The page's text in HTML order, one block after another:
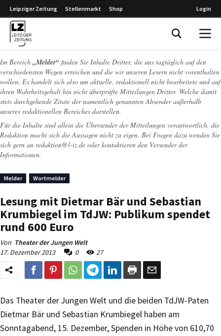
Leipziger Zeitung Stellenmarkt Shop Login
Im Bereich „Melder“ finden Sie Inhalte Dritter, die uns tagtäglich auf den
verschiedensten Wegen erreichen und die wir unseren Lesern nicht vorenthalten
wollen. Es handelt sich also um aktuelle, redaktionell nicht bearbeitete und auf
ihren Wahrheitsgehalt hin nicht überprüfte Mitteilungen Dritter. Welche damit
stets durchgehende Zitate der namentlich genannten Absender außerhalb
unseres redaktionellen Bereiches darstellen.
Für die Inhalte sind allein die Übersender der Mitteilungen verantwortlich, die
Redaktion macht sich die Aussagen nicht zu eigen. Bei Fragen dazu wenden Sie
sich gern an redaktion@l-iz.de oder kontaktieren den Versender der
Informationen.
Melder Wortmelder
Lesung mit Dietmar Bär und Sebastian
Krumbiegel im TdJW: Publikum spendet
rund 600 Euro
Von Theater der Jungen Welt
17. Dezember 2013
0 27
Das Theater der Jungen Welt und die beiden TdJW-Paten
Dietmar Bär und Sebastian Krumbiegel haben am
Sonntagabend, 15. Dezember, Spenden in Höhe von 610,70